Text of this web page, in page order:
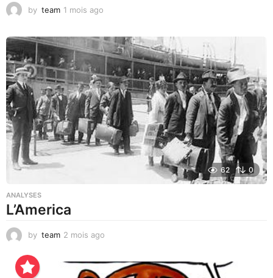
by team 1 mois ago
i
s
g
o
62 0
ANALYSES
L’America
by team 2 mois ago